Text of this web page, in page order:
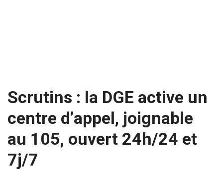
Scrutins : la DGE active un
centre d’appel, joignable
au 105, ouvert 24h/24 et
7j/7